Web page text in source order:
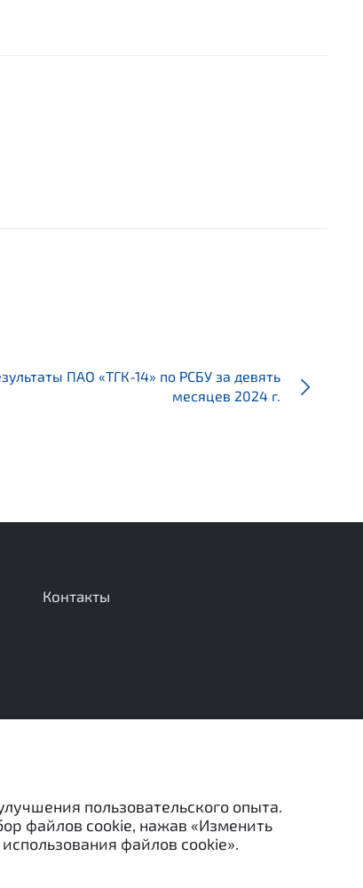
ПАО «ТГК-14» по РСБУ за девять
месяцев 2024 г.
Контакты
пользовательского опыта.
файлов cookie, нажав «Изменить
файлов cookie».